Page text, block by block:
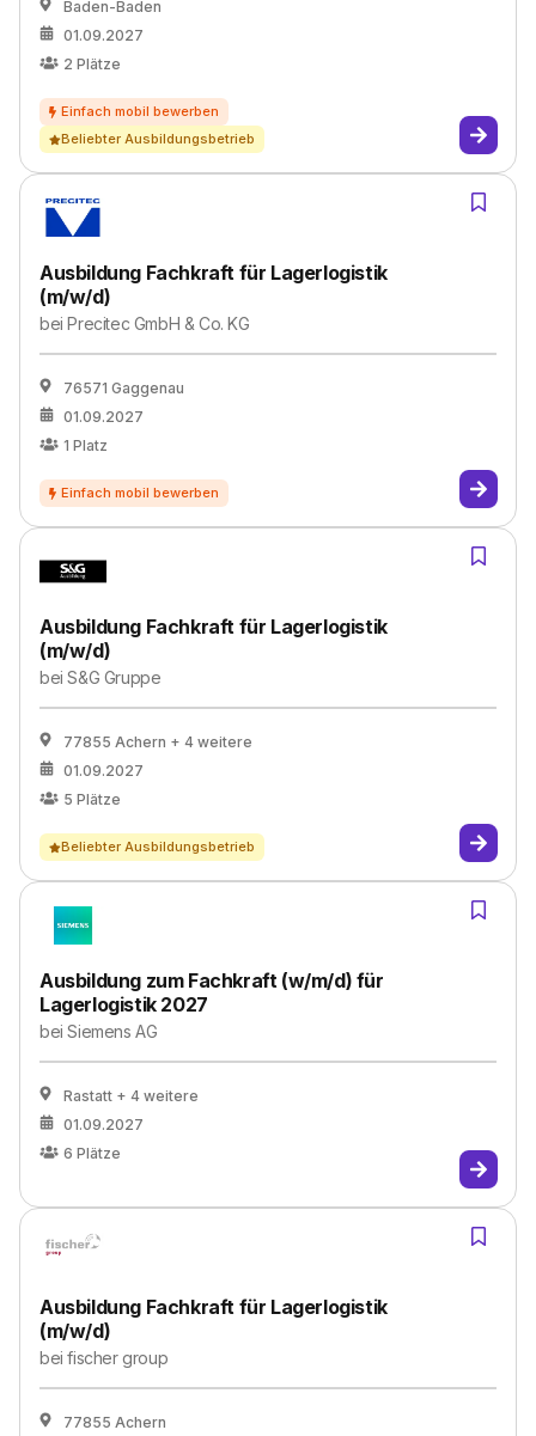
Baden-Baden
01.09.2027
2 Plätze
Beliebter Ausbildungsbetrieb
Ausbildung Fachkraft für Lagerlogistik
(m/w/d)
beiPrecitec GmbH & Co. KG
76571 Gaggenau
01.09.2027
1 Platz
Ausbildung Fachkraft für Lagerlogistik
(m/w/d)
beiS&G Gruppe
77855 Achern + 4 weitere
01.09.2027
5 Plätze
Beliebter Ausbildungsbetrieb
Ausbildung zum Fachkraft (w/m/d) für
Lagerlogistik 2027
beiSiemens AG
Rastatt + 4 weitere
01.09.2027
6 Plätze
Ausbildung Fachkraft für Lagerlogistik
(m/w/d)
beifischer group
77855 Achern